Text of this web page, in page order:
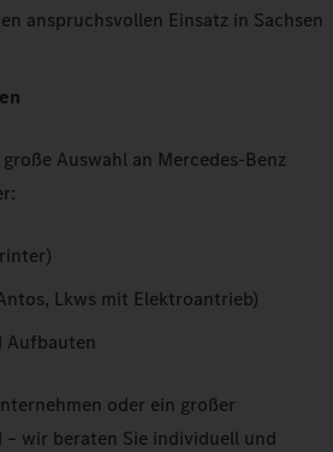
anspruchsvollen Einsatz in Sachsen
Auswahl an Mercedes-Benz
Lkws mit Elektroantrieb)
Aufbauten
oder ein großer
wir beraten Sie individuell und